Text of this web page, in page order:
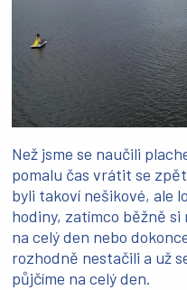
Než jsme se naučili
pomalu čas vrátit se
byli takoví nešikové, ale
hodiny, zatímco běžně
na celý den nebo
rozhodně nestačili a už
půjčíme na celý den.